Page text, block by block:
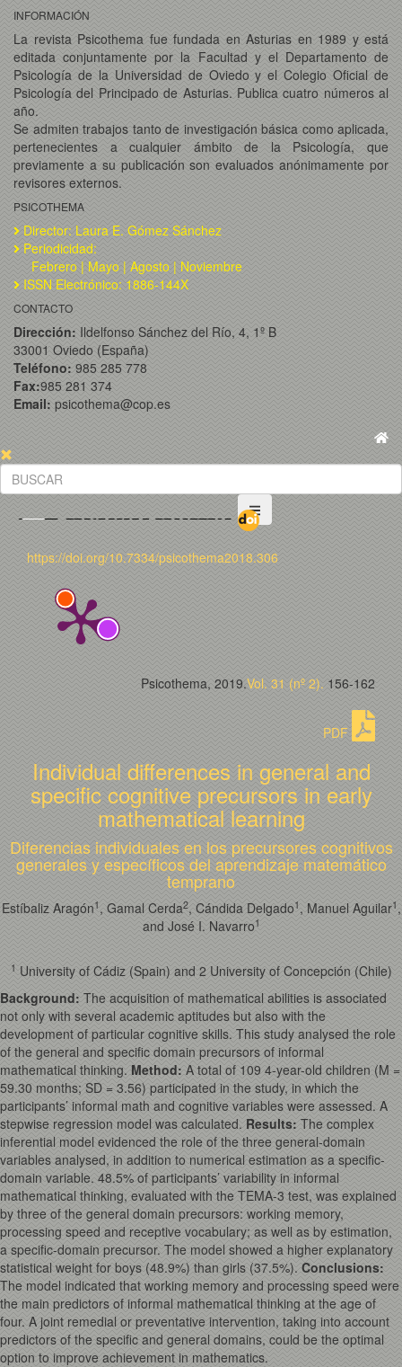
INFORMACIÓN
La revista Psicothema fue fundada en Asturias en 1989 y está
editada conjuntamente por la Facultad y el Departamento de
Psicología de la Universidad de Oviedo y el Colegio Oficial de
Psicología del Principado de Asturias. Publica cuatro números al
año.
Se admiten trabajos tanto de investigación básica como aplicada,
pertenecientes a cualquier ámbito de la Psicología, que
previamente a su publicación son evaluados anónimamente por
revisores externos.
PSICOTHEMA
Director: Laura E. Gómez Sánchez
Periodicidad:
Febrero | Mayo | Agosto | Noviembre
ISSN Electrónico: 1886-144X
CONTACTO
Dirección: Ildelfonso Sánchez del Río, 4, 1º B
33001 Oviedo (España)
Teléfono: 985 285 778
Fax:985 281 374
Email: psicothema@cop.es
https://doi.org/10.7334/psicothema2018.306
Psicothema, 2019.Vol. 31 (nº 2). 156-162
PDF
Individual differences in general and
specific cognitive precursors in early
mathematical learning
Diferencias individuales en los precursores cognitivos
generales y específicos del aprendizaje matemático
temprano
Estíbaliz Aragón1 , Gamal Cerda2, Cándida Delgado1 , Manuel Aguilar1 ,
and José I. Navarro1
1 University of Cádiz (Spain) and 2 University of Concepción (Chile)
Background: The acquisition of mathematical abilities is associated
not only with several academic aptitudes but also with the
development of particular cognitive skills. This study analysed the role
of the general and specific domain precursors of informal
mathematical thinking. Method: A total of 109 4-year-old children (M =
59.30 months; SD = 3.56) participated in the study, in which the
participants’ informal math and cognitive variables were assessed. A
stepwise regression model was calculated. Results: The complex
inferential model evidenced the role of the three general-domain
variables analysed, in addition to numerical estimation as a specific-
domain variable. 48.5% of participants’ variability in informal
mathematical thinking, evaluated with the TEMA-3 test, was explained
by three of the general domain precursors: working memory,
processing speed and receptive vocabulary; as well as by estimation,
a specific-domain precursor. The model showed a higher explanatory
statistical weight for boys (48.9%) than girls (37.5%). Conclusions:
The model indicated that working memory and processing speed were
the main predictors of informal mathematical thinking at the age of
four. A joint remedial or preventative intervention, taking into account
predictors of the specific and general domains, could be the optimal
option to improve achievement in mathematics.